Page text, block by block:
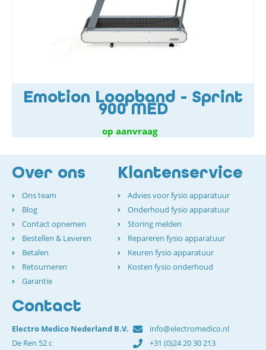
Emotion Loopband - Sprint
900 MED
op aanvraag
Over ons
Ons team
Blog
Contact opnemen
Bestellen & Leveren
Betalen
Retourneren
Garantie
Klantenservice
Advies voor fysio apparatuur
Onderhoud fysio apparatuur
Storing melden
Repareren fysio apparatuur
Keuren fysio apparatuur
Kosten fysio onderhoud
Contact
Electro Medico Nederland B.V.
De Ren 52 c
info@electromedico.nl
+31 (0)24 20 30 213